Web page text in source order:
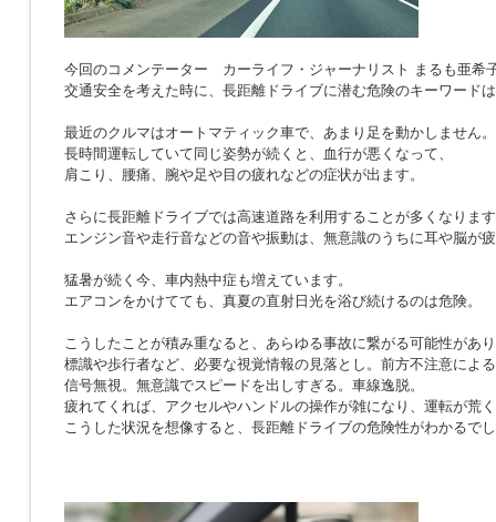
今回のコメンテーター カーライフ・ジャーナリスト まるも亜希
交通安全を考えた時に、長距離ドライブに潜む危険のキーワード
最近のクルマはオートマティック車で、あまり足を動かしません。
長時間運転していて同じ姿勢が続くと、血行が悪くなって、
肩こり、腰痛、腕や足や目の疲れなどの症状が出ます。
さらに長距離ドライブでは高速道路を利用することが多くなりま
エンジン音や走行音などの音や振動は、無意識のうちに耳や脳が
猛暑が続く今、車内熱中症も増えています。
エアコンをかけてても、真夏の直射日光を浴び続けるのは危険。
こうしたことが積み重なると、あらゆる事故に繋がる可能性があ
標識や歩行者など、必要な視覚情報の見落とし。前方不注意によ
信号無視。無意識でスピードを出しすぎる。車線逸脱。
疲れてくれば、アクセルやハンドルの操作が雑になり、運転が荒
こうした状況を想像すると、長距離ドライブの危険性がわかるで